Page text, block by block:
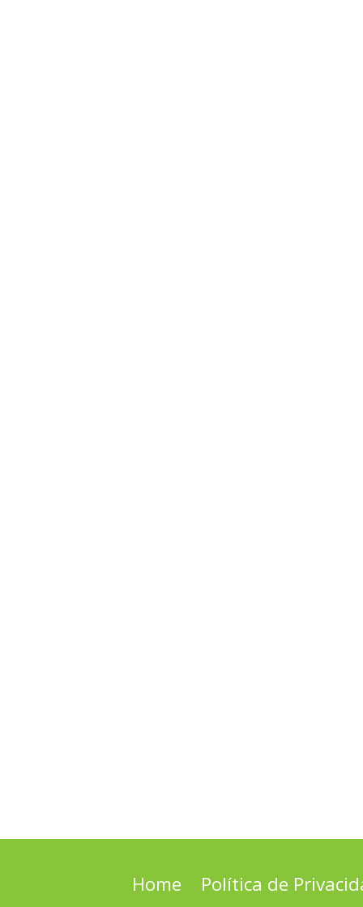
Home Política de